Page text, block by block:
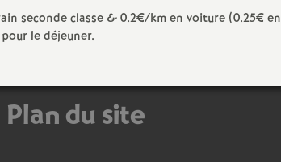
seconde classe & 0.2€/km en voiture (0.25€ en
le déjeuner.
Plan du site